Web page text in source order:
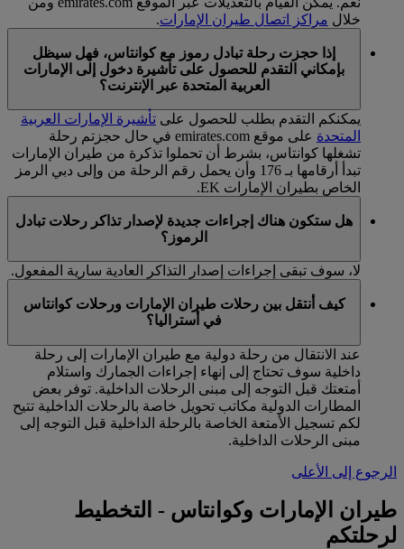
خلال مراكز اتصال طيران الإمارات.
إذا حجزت رحلة تبادل رموز مع كوانتاس، فهل سيظل
بإمكاني التقدم للحصول على تأشيرة دخول إلى الإمارات
العربية المتحدة عبر الإنترنت؟
يمكنكم التقدم بطلب للحصول على تأشيرة الإمارات العربية
المتحدة
على موقع emirates.com في حال حجزتم رحلة
تشغلها كوانتاس، بشرط أن تحملوا تذكرة من طيران الإمارات
تبدأ أرقامها بـ 176 وأن يحمل رقم الرحلة من وإلى دبي الرمز
الخاص بطيران الإمارات EK.
هل ستكون هناك إجراءات جديدة لإصدار تذاكر رحلات تبادل
الرموز؟
لا، سوف تبقى إجراءات إصدار التذاكر العادية سارية المفعول.
كيف أنتقل بين رحلات طيران الإمارات ورحلات كوانتاس
في أستراليا؟
عند الانتقال من رحلة دولية مع طيران الإمارات إلى رحلة
داخلية سوف تحتاج إلى إنهاء إجراءات الجمارك واستلام
أمتعتك قبل التوجه إلى مبنى الرحلات الداخلية. توفر بعض
المطارات الدولية مكاتب تحويل خاصة بالرحلات الداخلية تتيح
لكم تسجيل الأمتعة الخاصة بالرحلة الداخلية قبل التوجه إلى
مبنى الرحلات الداخلية.
الرجوع إلى الأعلى
طيران الإمارات وكوانتاس - التخطيط
لرحلتكم